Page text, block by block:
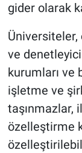
gider olarak
ve
kurumları ve
işletme ve
taşınmazlar,
özelleştirme